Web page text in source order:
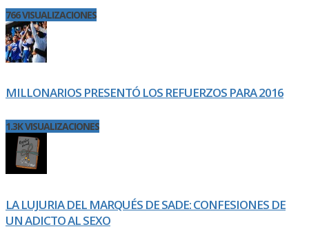
766 VISUALIZACIONES
MILLONARIOS PRESENTÓ LOS REFUERZOS PARA 2016
1.3K VISUALIZACIONES
LA LUJURIA DEL MARQUÉS DE SADE: CONFESIONES DE
UN ADICTO AL SEXO